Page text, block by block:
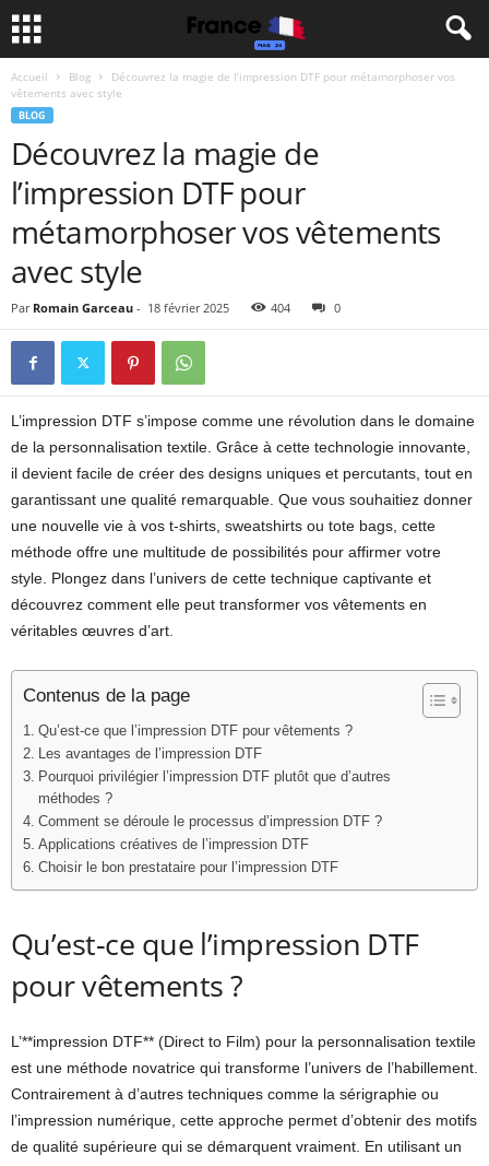
Accueil Blog
Découvrez la magie de l’impression DTF pour métamorphoser vos
vêtements avec style
BLOG
Découvrez la magie de
l’impression DTF pour
métamorphoser vos vêtements
avec style
Par Romain Garceau - 18 février 2025 404 0
L’impression DTF s’impose comme une révolution dans le domaine
de la personnalisation textile. Grâce à cette technologie innovante,
il devient facile de créer des designs uniques et percutants, tout en
garantissant une qualité remarquable. Que vous souhaitiez donner
une nouvelle vie à vos t-shirts, sweatshirts ou tote bags, cette
méthode offre une multitude de possibilités pour affirmer votre
style. Plongez dans l’univers de cette technique captivante et
découvrez comment elle peut transformer vos vêtements en
véritables œuvres d’art.
Contenus de la page
Qu’est-ce que l’impression DTF pour vêtements ?
Les avantages de l’impression DTF
Pourquoi privilégier l’impression DTF plutôt que d’autres
méthodes ?
Comment se déroule le processus d’impression DTF ?
Applications créatives de l’impression DTF
Choisir le bon prestataire pour l’impression DTF
Qu’est-ce que l’impression DTF
pour vêtements ?
L’**impression DTF** (Direct to Film) pour la personnalisation textile
est une méthode novatrice qui transforme l’univers de l’habillement.
Contrairement à d’autres techniques comme la sérigraphie ou
l’impression numérique, cette approche permet d’obtenir des motifs
de qualité supérieure qui se démarquent vraiment. En utilisant un